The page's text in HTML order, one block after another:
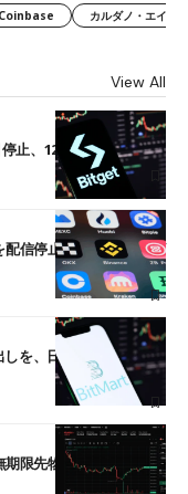
Coinbase カルダノ・エイ
View All
止、12月末に強制決済
信停止──OKXやバイビ
を、日本人利用者も対
限先物を生んだ11年に